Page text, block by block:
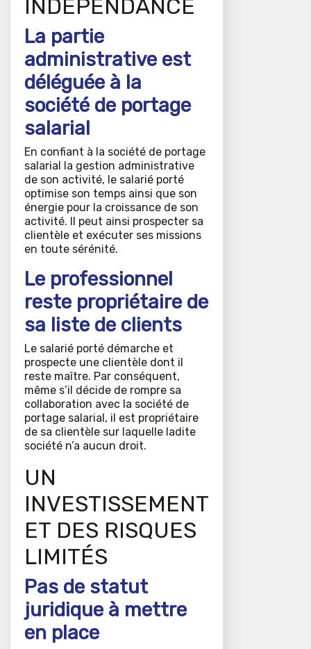
INDÉPENDANCE
La partie
administrative est
déléguée à la
société de portage
salarial
En confiant à la société de portage
salarial la gestion administrative
de son activité, le salarié porté
optimise son temps ainsi que son
énergie pour la croissance de son
activité. Il peut ainsi prospecter sa
clientèle et exécuter ses missions
en toute sérénité.
Le professionnel
reste propriétaire de
sa liste de clients
Le salarié porté démarche et
prospecte une clientèle dont il
reste maître. Par conséquent,
même s’il décide de rompre sa
collaboration avec la société de
portage salarial, il est propriétaire
de sa clientèle sur laquelle ladite
société n’a aucun droit.
UN
INVESTISSEMENT
ET DES RISQUES
LIMITÉS
Pas de statut
juridique à mettre
en place